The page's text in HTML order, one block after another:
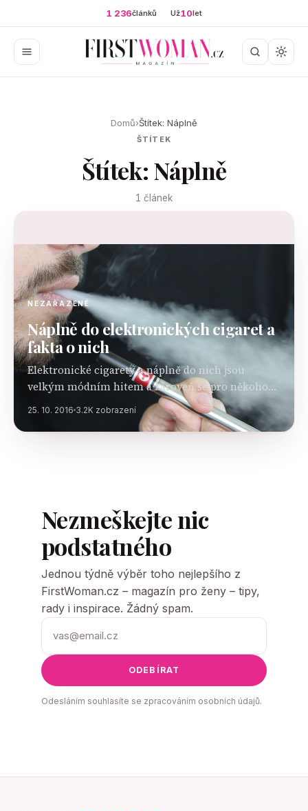
1 236článků Už10let
Domů›Štítek: Náplně
ŠTÍTEK
Štítek: Náplně
1 článek
NEZAŘAZENÉ
Náplně do elektronických cigaret a
fakta o nich
Elektronické cigarety a náplně do nich jsou
velkým módním hitem a zároveň se pro někoho
stávají nejen prostředkem pro doplnění dávky
nikotinu, ale také stylovým doplňkem. V tomto
článku vám objasníme…
25. 10. 2016 3.2K zobrazení
Nezmeškejte nic
podstatného
Jednou týdně výběr toho nejlepšího z
FirstWoman.cz – magazín pro ženy – tipy,
rady i inspirace. Žádný spam.
ODEBÍRAT
Odesláním souhlasíte se zpracováním osobních údajů.